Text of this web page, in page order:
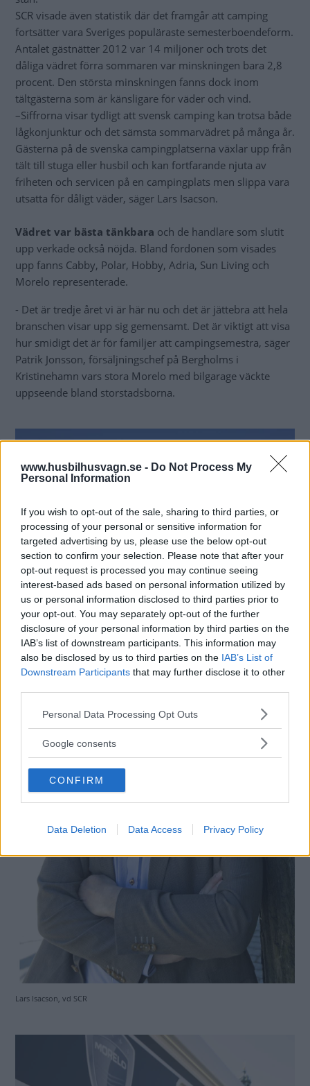
www.husbilhusvagn.se - Do Not Process My
Personal Information
If you wish to opt-out of the sale, sharing to third parties, or
processing of your personal or sensitive information for
targeted advertising by us, please use the below opt-out
section to confirm your selection. Please note that after your
opt-out request is processed you may continue seeing
interest-based ads based on personal information utilized by
us or personal information disclosed to third parties prior to
your opt-out. You may separately opt-out of the further
disclosure of your personal information by third parties on the
IAB’s list of downstream participants. This information may
also be disclosed by us to third parties on the IAB’s List of
Downstream Participants that may further disclose it to other
Please note that this website/app uses one or more Google
not limited to your visit or usage behaviour. You may click to
use your data for below specified purposes in below Google
consent section.
Personal Data Processing Opt Outs
Google consents
CONFIRM
Data Deletion Data Access Privacy Policy
SCR visade även statistik där det framgår att camping
fortsätter vara Sveriges populäraste semesterboendeform.
Antalet gästnätter 2012 var 14 miljoner och trots det
dåliga vädret förra sommaren var minskningen bara 2,8
procent. Den största minskningen fanns dock inom
tältgästerna som är känsligare för väder och vind.
–Siffrorna visar tydligt att svensk camping kan trotsa både
lågkonjunktur och det sämsta sommarvädret på många år.
Gästerna på de svenska campingplatserna växlar upp från
tält till stuga eller husbil och kan fortfarande njuta av
friheten och servicen på en campingplats men slippa vara
utsatta för dåligt väder, säger Lars Isacson.
Vädret var bästa tänkbara och de handlare som slutit
upp verkade också nöjda. Bland fordonen som visades
upp fanns Cabby, Polar, Hobby, Adria, Sun Living och
Morelo representerade.
- Det är tredje året vi är här nu och det är jättebra att hela
branschen visar upp sig gemensamt. Det är viktigt att visa
hur smidigt det är för familjer att campingsemestra, säger
Patrik Jonsson, försäljningschef på Bergholms i
Kristinehamn vars stora Morelo med bilgarage väckte
uppseende bland storstadsborna.
Lars Isacson, vd SCR